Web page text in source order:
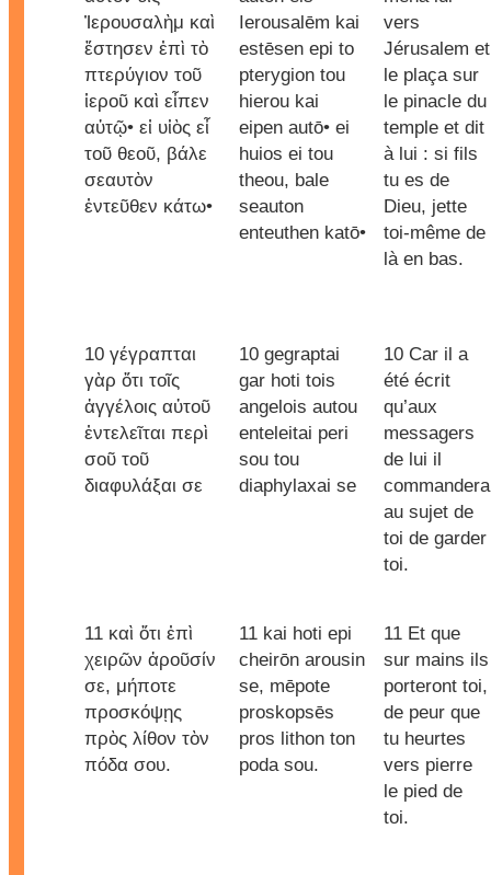
Ἰερουσαλὴμ καὶ
ἔστησεν ἐπὶ τὸ
πτερύγιον τοῦ
ἱεροῦ καὶ εἶπεν
αὐτῷ• εἰ υἱὸς εἶ
τοῦ θεοῦ, βάλε
σεαυτὸν
ἐντεῦθεν κάτω•
Ierousalēm kai
estēsen epi to
pterygion tou
hierou kai
eipen autō• ei
huios ei tou
theou, bale
seauton
enteuthen katō•
vers
Jérusalem et
le plaça sur
le pinacle du
temple et dit
à lui : si fils
tu es de
Dieu, jette
toi-même de
là en bas.
10 γέγραπται
γὰρ ὅτι τοῖς
ἀγγέλοις αὐτοῦ
ἐντελεῖται περὶ
σοῦ τοῦ
διαφυλάξαι σε
10 gegraptai
gar hoti tois
angelois autou
enteleitai peri
sou tou
diaphylaxai se
10 Car il a
été écrit
qu’aux
messagers
de lui il
commandera
au sujet de
toi de garder
toi.
11 καὶ ὅτι ἐπὶ
χειρῶν ἀροῦσίν
σε, μήποτε
προσκόψῃς
πρὸς λίθον τὸν
πόδα σου.
11 kai hoti epi
cheirōn arousin
se, mēpote
proskopsēs
pros lithon ton
poda sou.
11 Et que
sur mains ils
porteront toi,
de peur que
tu heurtes
vers pierre
le pied de
toi.